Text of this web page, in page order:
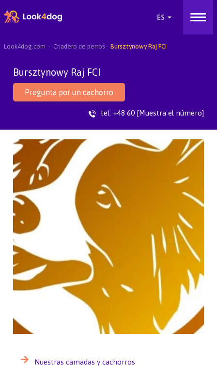
Look4dog.com Criadero de perros Bursztynowy Raj FCI
Bursztynowy Raj FCI
Pregunta por un cachorro
tel: +48 60 [Muestra el número]
Nuestras camadas y cachorros